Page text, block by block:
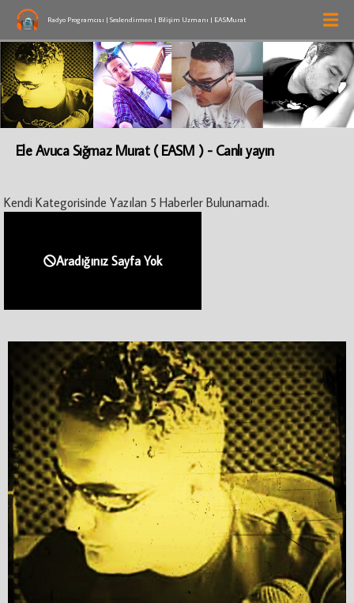
Radyo Programcısı | Seslendirmen | Bilişim Uzmanı | EASMurat
Ele Avuca Sığmaz Murat ( EASM ) - Canlı yayın
Kendi Kategorisinde Yazılan 5 Haberler Bulunamadı.
Aradığınız Sayfa Yok